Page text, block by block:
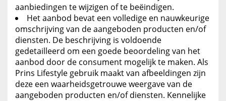
aanbiedingen te wijzigen of te beëindigen.
Het aanbod bevat een volledige en nauwkeurige
omschrijving van de aangeboden producten en/of
diensten. De beschrijving is voldoende
gedetailleerd om een goede beoordeling van het
aanbod door de consument mogelijk te maken. Als
Prins Lifestyle gebruik maakt van afbeeldingen zijn
deze een waarheidsgetrouwe weergave van de
aangeboden producten en/of diensten. Kennelijke